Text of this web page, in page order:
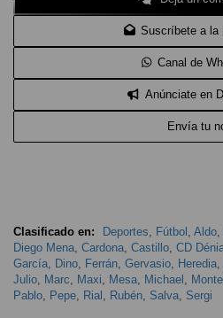
Suscríbete a la
Canal de
Anúnciate en
Envía tu
Clasificado en: Deportes Fútbol Aldo
Diego Mena Cardona Castillo CD
García Dino Ferrán Gervasio Heredia
Julio Marc Maxi Mesa Michael
Pablo Pepe Rial Rubén Salva Sergi